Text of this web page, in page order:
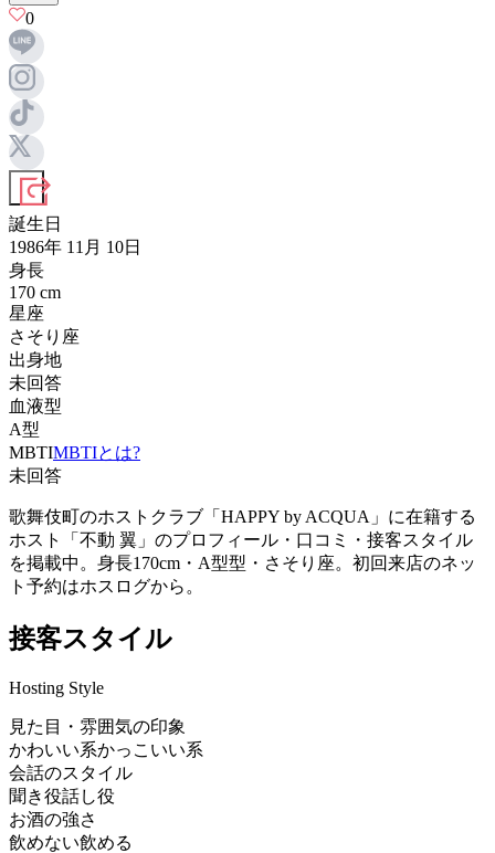
0
誕生日
1986年 11月 10日
身長
170 cm
星座
さそり座
出身地
未回答
血液型
A型
MBTIMBTIとは?
未回答
歌舞伎町のホストクラブ「HAPPY by ACQUA」に在籍する
ホスト「不動 翼」のプロフィール・口コミ・接客スタイル
を掲載中。身長170cm・A型型・さそり座。初回来店のネッ
ト予約はホスログから。
接客スタイル
Hosting Style
見た目・雰囲気の印象
かわいい系かっこいい系
会話のスタイル
聞き役話し役
お酒の強さ
飲めない飲める